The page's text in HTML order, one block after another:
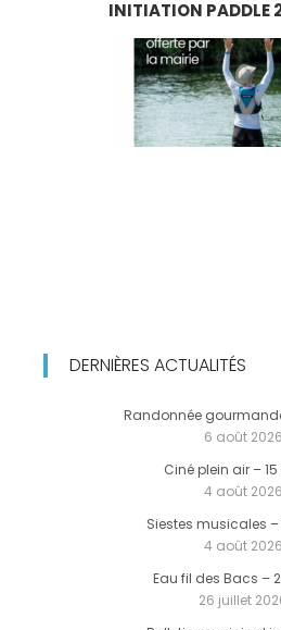
INITIATION PADDLE
DERNIÈRES ACTUALITÉS
Randonnée
6 août 2026
Ciné plein air –
4 août 2026
Siestes musicales –
4 août 2026
Eau fil des Bacs –
26 juillet